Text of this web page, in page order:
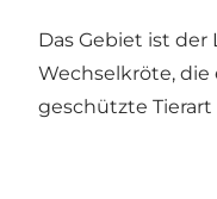
Das Gebiet ist der
Wechselkröte,
geschützte Tierart